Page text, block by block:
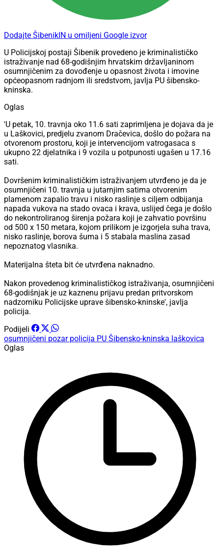
Dodajte ŠibenikIN u omiljeni Google izvor
U Policijskoj postaji Šibenik provedeno je kriminalističko
istraživanje nad 68-godišnjim hrvatskim državljaninom
osumnjičenim za dovođenje u opasnost života i imovine
općeopasnom radnjom ili sredstvom, javlja PU šibensko-
kninska.
Oglas
'U petak, 10. travnja oko 11.6 sati zaprimljena je dojava da je
u Laškovici, predjelu zvanom Dračevica, došlo do požara na
otvorenom prostoru, koji je intervencijom vatrogasaca s
ukupno 22 djelatnika i 9 vozila u potpunosti ugašen u 17.16
sati.
Dovršenim kriminalističkim istraživanjem utvrđeno je da je
osumnjičeni 10. travnja u jutarnjim satima otvorenim
plamenom zapalio travu i nisko raslinje s ciljem odbijanja
napada vukova na stado ovaca i krava, uslijed čega je došlo
do nekontroliranog širenja požara koji je zahvatio površinu
od 500 x 150 metara, kojom prilikom je izgorjela suha trava,
nisko raslinje, borova šuma i 5 stabala maslina zasad
nepoznatog vlasnika.
Materijalna šteta bit će utvrđena naknadno.
Nakon provedenog kriminalističkog istraživanja, osumnjičeni
68-godišnjak je uz kaznenu prijavu predan pritvorskom
nadzorniku Policijske uprave šibensko-kninske', javlja
policija.
Podijeli
osumnjičeni pozar policija PU Šibensko-kninska laškovica
Oglas